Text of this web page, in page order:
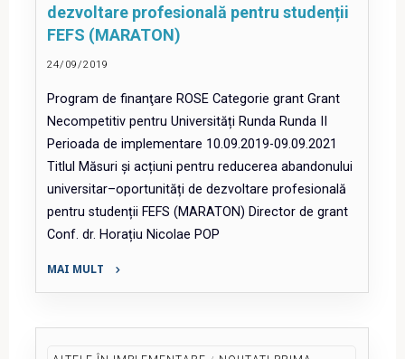
dezvoltare profesională pentru studenții
FEFS (MARATON)
24/09/2019
Program de finanţare ROSE Categorie grant Grant
Necompetitiv pentru Universități Runda Runda II
Perioada de implementare 10.09.2019-09.09.2021
Titlul Măsuri și acțiuni pentru reducerea abandonului
universitar–oportunități de dezvoltare profesională
pentru studenții FEFS (MARATON) Director de grant
Conf. dr. Horațiu Nicolae POP
MAI MULT
"Măsuri
acțiuni
pentru